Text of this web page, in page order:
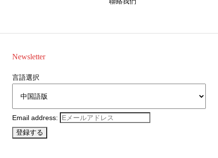
Newsletter
言語選択
Email address: